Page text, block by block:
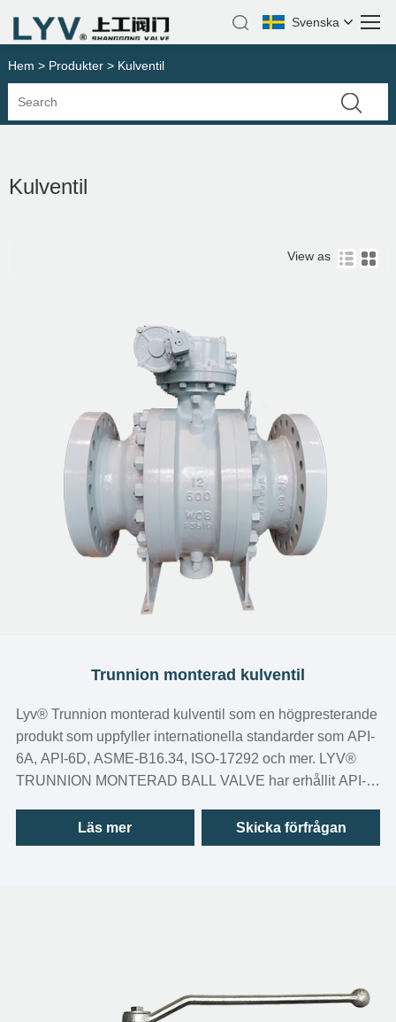
Svenska
Hem > Produkter> Kulventil
Kulventil
View as
Trunnion monterad kulventil
Lyv®️ Trunnion monterad kulventil som en högpresterande
produkt som uppfyller internationella standarder som API-
6A, API-6D, ASME-B16.34, ISO-17292 och mer. LYV®️
TRUNNION MONTERAD BALL VALVE har erhållit API-
kapacitet att använda för olika brandsäkra begärda
applikationer. LYV®️ Som tillverkare för att producera
Läs mer Skicka förfrågan